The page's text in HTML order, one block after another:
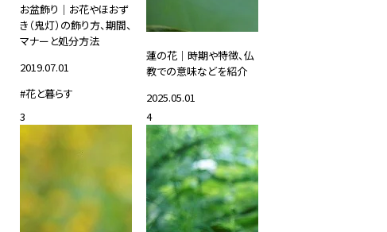
お盆飾り｜お花やほおず
き（鬼灯）の飾り方、期間、
マナーと処分方法
2019.07.01
#花と暮らす
蓮の花｜時期や特徴、仏
教での意味などを紹介
2025.05.01
#花と暮らす
3 4